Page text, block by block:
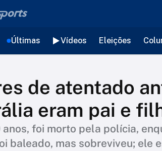
Últimas Vídeos Eleições
de atentado
eram pai e
anos, foi morto pela polícia,
baleado, mas sobreviveu; ele